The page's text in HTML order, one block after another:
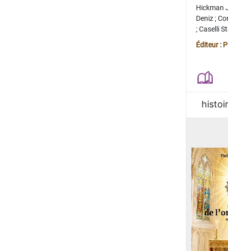
Hickman
Deniz;
;Caselli
Juan
Éditeur :